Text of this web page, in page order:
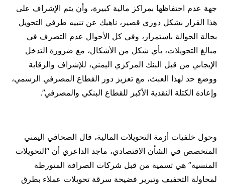
جهة عدم احتفاظها بمراكز مالية كبيرة، وأن يتم الإشراف على
هذا القرار بشكل دوري قصير، ناهيك عن تنبيه طرفي التحويل
بحالة الحوالة باستمرار، وفي كل الأحوال عدم التصرف في
مبالغ التحويلات، بأي شكل من الأشكال، مع ضرورة التدخل
الإيجابي من قبل البنك المركزي اليمني، للإشراف والرقابة
ووضع حد لهذا العبث، مع تعزيز دور القطاع المصرفي الرسمي،
وإعادة الكتلة النقدية الأكبر للقطاع البنكي والمصرفي”.
وحول خلفيات أزمة التحويلات المالية، قال الصحافي اليمني
المتخصص في الشأن الاقتصادي، ماجد الداعري أن “التحويلات
المنسية” هي تسمية من قبل شركات الصرافة المتورطة
لمحاولة التخفيف وتبرير فضيحة سرقة تحويلات عملاء بطرق